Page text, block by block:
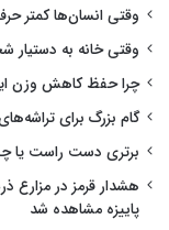
وقتی انسان‌ها کمتر
وقتی خانه به
چرا حفظ کاهش وزن
گام بزرگ برای
برتری دست راست یا
هشدار قرمز در مزارع
پاییزه مشاهده شد